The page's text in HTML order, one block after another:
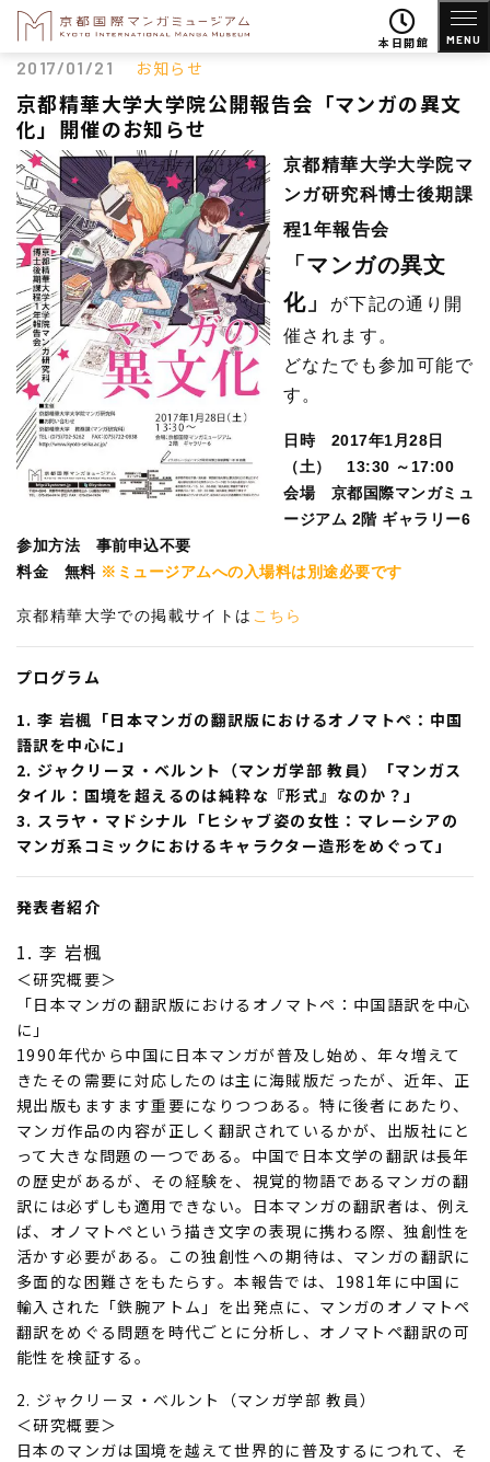
本日開館 MENU
2017/01/21 お知らせ
京都精華大学大学院公開報告会「マンガの異文
化」開催のお知らせ
京都精華大学大学院マ
ンガ研究科博士後期課
程1年報告会
「マンガの異文
化」
が下記の通り開
催されます。
どなたでも参加可能で
す。
日時 2017年1月28日
（土） 13:30 ～17:00
会場京都国際マンガミュ
ージアム 2階 ギャラリー6
参加方法 事前申込不要
料金 無料 ※ミュージアムへの入場料は別途必要です
京都精華大学での掲載サイトは こちら
プログラム
1. 李 岩楓「日本マンガの翻訳版におけるオノマトペ：中国
語訳を中心に」
2. ジャクリーヌ・ベルント（マンガ学部 教員）「マンガス
タイル：国境を超えるのは純粋な『形式』なのか？」
3. スラヤ・マドシナル「ヒシャブ姿の女性：マレーシアの
マンガ系コミックにおけるキャラクター造形をめぐって」
発表者紹介
1. 李 岩楓
＜研究概要＞
「日本マンガの翻訳版におけるオノマトペ：中国語訳を中心
に」
1990年代から中国に日本マンガが普及し始め、年々増えて
きたその需要に対応したのは主に海賊版だったが、近年、正
規出版もますます重要になりつつある。特に後者にあたり、
マンガ作品の内容が正しく翻訳されているかが、出版社にと
って大きな問題の一つである。中国で日本文学の翻訳は長年
の歴史があるが、その経験を、視覚的物語であるマンガの翻
訳には必ずしも適用できない。日本マンガの翻訳者は、例え
ば、オノマトペという描き文字の表現に携わる際、独創性を
活かす必要がある。この独創性への期待は、マンガの翻訳に
多面的な困難さをもたらす。本報告では、1981年に中国に
輸入された「鉄腕アトム」を出発点に、マンガのオノマトペ
翻訳をめぐる問題を時代ごとに分析し、オノマトペ翻訳の可
能性を検証する。
2. ジャクリーヌ・ベルント（マンガ学部 教員）
＜研究概要＞
日本のマンガは国境を越えて世界的に普及するにつれて、そ